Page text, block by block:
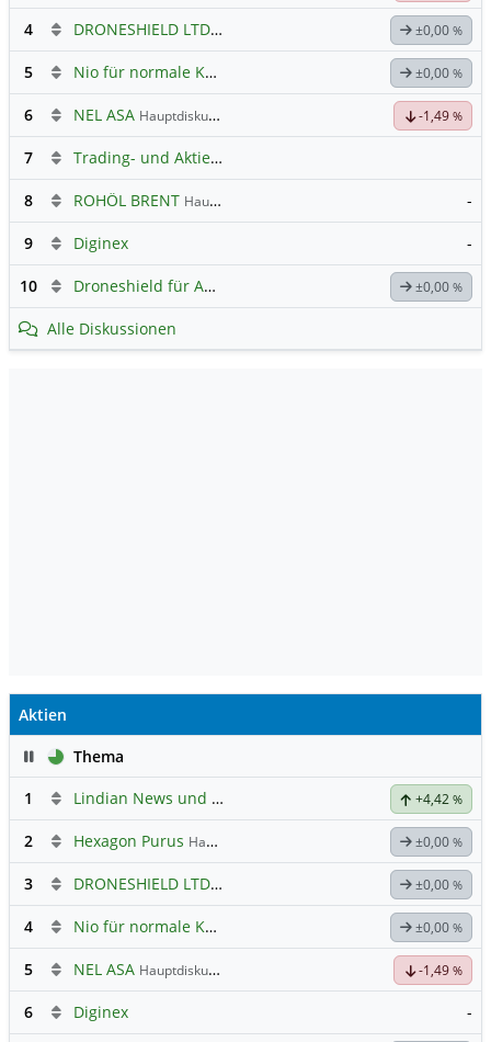
4 DRONESHIELD LTDHauptdiskussion ±0,00 %
5 Nio für normale Kommunikation ±0,00 %
6 NEL ASA Hauptdiskussion -1,49 %
7 Trading- und Aktien-Chat
8 ROHÖL BRENT Hauptdiskussion -
9 Diginex -
10 Droneshield für Anleger ±0,00 %
Alle Diskussionen
Aktien
PauseThema
1
Lindian News und Diskussionen +4,42 %
2 Hexagon Purus Hauptdiskussion ±0,00 %
3 DRONESHIELD LTDHauptdiskussion ±0,00 %
4 Nio für normale Kommunikation ±0,00 %
5 NEL ASA Hauptdiskussion -1,49 %
6 Diginex -